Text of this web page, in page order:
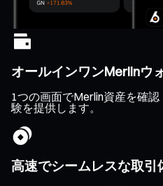
オールインワンMerlinウ
1つの画面でMerlin資産を確
験を提供します。
高速でシームレスな取引